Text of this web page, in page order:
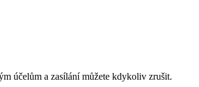
účelům a zasílání můžete kdykoliv zrušit.